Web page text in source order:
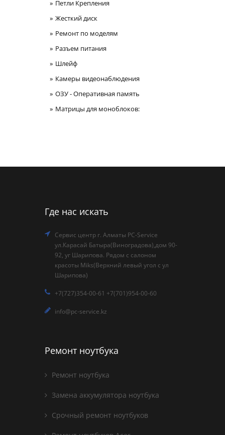
Петли Крепления
Жесткий диск
Ремонт по моделям
Разъем питания
Шлейф
Камеры видеонаблюдения
ОЗУ - Оперативная память
Матрицы для моноблоков:
Где нас искать
Сервис центр г. Алматы PC-Service
ул.Карасай Батыра(Виноградова),дом 90-
92, уг Шарипова. Рядом с салоном
красоты Miks(Верхний левый угол с ул
Шарипова)
+7(727)354-00-61 +7(701)954-00-60
info@pc-service.kz
Ремонт ноутбука
Ремонт ноутбука
Замена аккумулятора ноутбука
Срочный ремонт ноутбуков